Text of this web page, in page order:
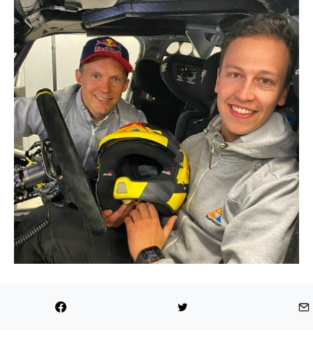
sabíamos que queríamos preparar algo a partir de